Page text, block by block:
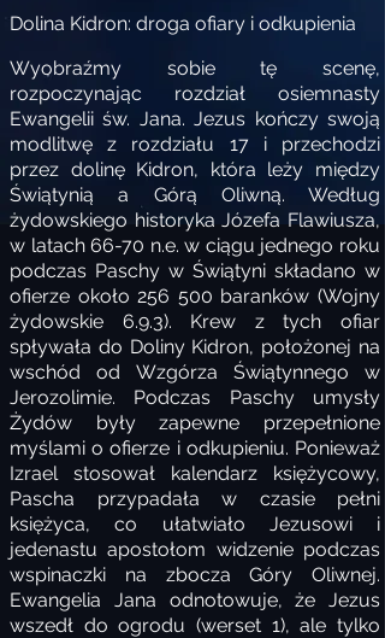
Dolina Kidron: droga ofiary i odkupienia
Wyobraźmy sobie tę scenę,
rozpoczynając rozdział osiemnasty
Ewangelii św. Jana. Jezus kończy swoją
modlitwę z rozdziału 17 i przechodzi
przez dolinę Kidron, która leży między
Świątynią a Górą Oliwną. Według
żydowskiego historyka Józefa Flawiusza,
w latach 66-70 n.e. w ciągu jednego roku
podczas Paschy w Świątyni składano w
ofierze około 256 500 baranków (Wojny
żydowskie 6.9.3). Krew z tych ofiar
spływała do Doliny Kidron, położonej na
wschód od Wzgórza Świątynnego w
Jerozolimie. Podczas Paschy umysły
Żydów były zapewne przepełnione
myślami o ofierze i odkupieniu. Ponieważ
Izrael stosował kalendarz księżycowy,
Pascha przypadała w czasie pełni
księżyca, co ułatwiało Jezusowi i
jedenastu apostołom widzenie podczas
wspinaczki na zbocza Góry Oliwnej.
Ewangelia Jana odnotowuje, że Jezus
wszedł do ogrodu (werset 1), ale tylko